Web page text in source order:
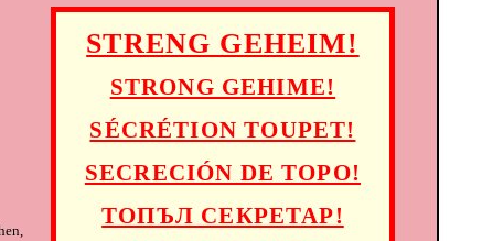
STRENG GEHEIM!
STRONG GEHIME!
SÉCRÉTION TOUPET!
SECRECIÓN DE TOPO!
ТОПЪЛ СЕКРЕТАР!